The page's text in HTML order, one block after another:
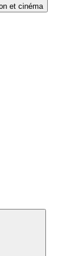
et cinéma